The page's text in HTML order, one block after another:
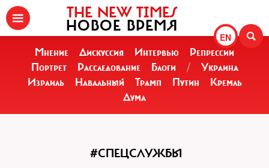
EN
THE NEW TIMES
НОВОЕ ВРЕМЯ
Мнение Дискуссия Интервью
Репрессии
Портрет
Расследование Блоги /
Украина
Израиль
Навальный Трамп Путин
Кремль
Дума
#СПЕЦСЛУЖБЫ